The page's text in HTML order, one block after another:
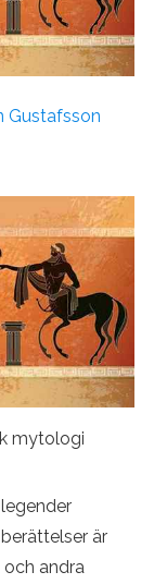
Gustafsson
mytologi
är
och andra